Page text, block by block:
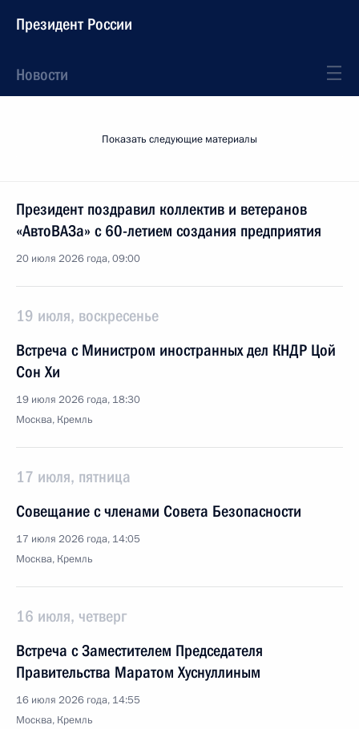
Президент России
Новости
Показать следующие материалы
Президент поздравил коллектив и ветеранов
«АвтоВАЗа» с 60-летием создания предприятия
20 июля 2026 года, 09:00
19 июля, воскресенье
Встреча с Министром иностранных дел КНДР Цой
Сон Хи
19 июля 2026 года, 18:30
Москва, Кремль
17 июля, пятница
Совещание с членами Совета Безопасности
17 июля 2026 года, 14:05
Москва, Кремль
16 июля, четверг
Встреча с Заместителем Председателя
Правительства Маратом Хуснуллиным
16 июля 2026 года, 14:55
Москва, Кремль